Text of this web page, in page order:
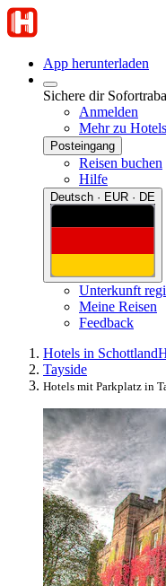
App herunterladen
Sichere dir
Anmelden
Mehr zu
Posteingang
Reisen buchen
Hilfe
Deutsch · EUR · DE
Unterkunft
Meine Reisen
Feedback
Hotels in Schottland
Tayside
Hotels mit Parkplatz in